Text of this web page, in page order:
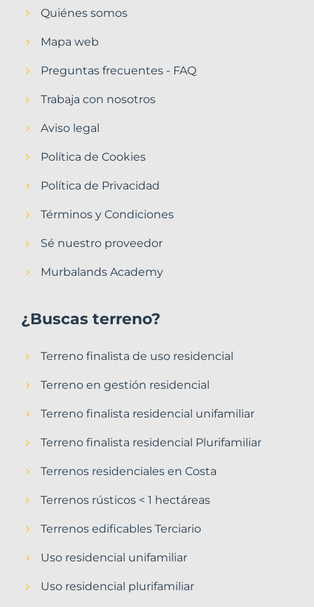
Quiénes somos
Mapa web
Preguntas frecuentes - FAQ
Trabaja con nosotros
Aviso legal
Política de Cookies
Política de Privacidad
Términos y Condiciones
Sé nuestro proveedor
Murbalands Academy
¿Buscas terreno?
Terreno finalista de uso residencial
Terreno en gestión residencial
Terreno finalista residencial unifamiliar
Terreno finalista residencial Plurifamiliar
Terrenos residenciales en Costa
Terrenos rústicos < 1 hectáreas
Terrenos edificables Terciario
Uso residencial unifamiliar
Uso residencial plurifamiliar